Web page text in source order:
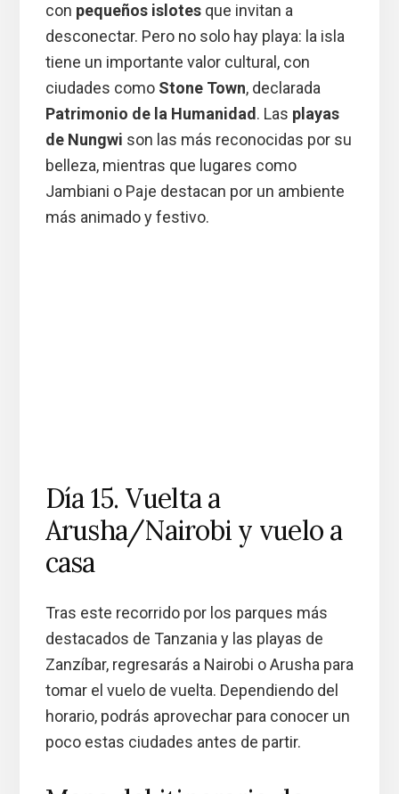
con pequeños islotesque invitan a
desconectar. Pero no solo hay playa: la isla
tiene un importante valor cultural, con
ciudades como Stone Town, declarada
Patrimonio de la Humanidad . Las playas
de Nungwi son las más reconocidas por su
belleza, mientras que lugares como
Jambiani o Paje destacan por un ambiente
más animado y festivo.
Día 15. Vuelta a
Arusha/Nairobi y vuelo a
casa
Tras este recorrido por los parques más
destacados de Tanzania y las playas de
Zanzíbar, regresarás a Nairobi o Arusha para
tomar el vuelo de vuelta. Dependiendo del
horario, podrás aprovechar para conocer un
poco estas ciudades antes de partir.